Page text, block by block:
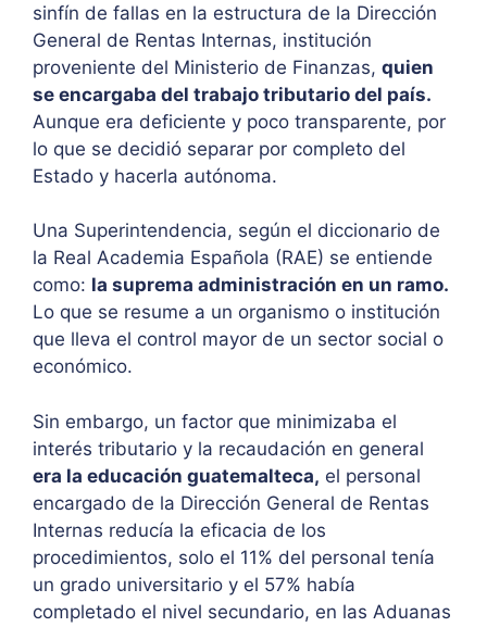
sinfín de fallas en la estructura de la Dirección
General de Rentas Internas, institución
proveniente del Ministerio de Finanzas, quien
se encargaba del trabajo tributario del país.
Aunque era deficiente y poco transparente, por
lo que se decidió separar por completo del
Estado y hacerla autónoma.
Una Superintendencia, según el diccionario de
la Real Academia Española (RAE) se entiende
como: la suprema administración en un ramo.
Lo que se resume a un organismo o institución
que lleva el control mayor de un sector social o
económico.
Sin embargo, un factor que minimizaba el
interés tributario y la recaudación en general
era la educación guatemalteca, el personal
encargado de la Dirección General de Rentas
Internas reducía la eficacia de los
procedimientos, solo el 11% del personal tenía
un grado universitario y el 57% había
completado el nivel secundario, en las Aduanas